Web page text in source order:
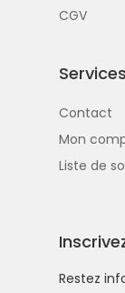
CGV
Services
Contact
Mon
Liste de
Restez